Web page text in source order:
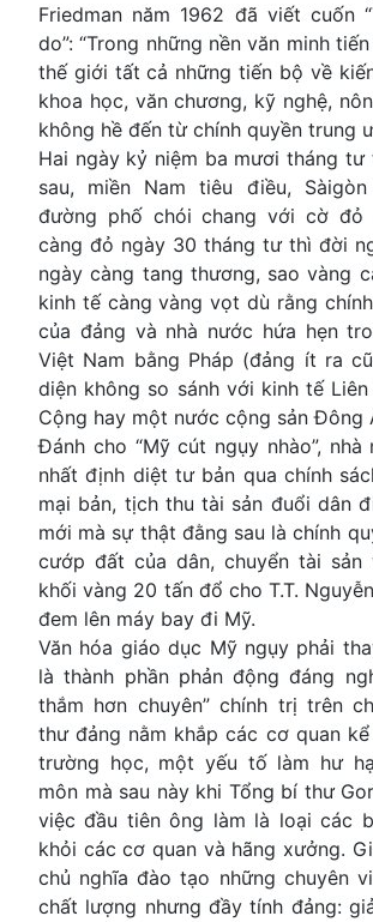
Friedman năm 1962 đã viết cuốn
do”: “Trong những nền văn minh
thế giới tất cả những tiến bộ về
khoa học, văn chương, kỹ nghệ,
không hề đến từ chính quyền trung
Hai ngày kỷ niệm ba mươi tháng tư
sau, miền Nam tiêu điều,
đường phố chói chang với cờ đỏ
càng đỏ ngày 30 tháng tư thì đời
ngày càng tang thương, sao vàng
kinh tế càng vàng vọt dù rằng
của đảng và nhà nước hứa hẹn
Việt Nam bằng Pháp (đảng ít ra
diện không so sánh với kinh tế Liên
Cộng hay một nước cộng sản Đông
Đánh cho “Mỹ cút ngụy nhào”, nhà
nhất định diệt tư bản qua chính
mại bản, tịch thu tài sản đuổi dân
mới mà sự thật đằng sau là chính
cướp đất của dân, chuyển tài sản
khối vàng 20 tấn đổ cho T.T.
đem lên máy bay đi Mỹ.
Văn hóa giáo dục Mỹ ngụy phải
là thành phần phản động đáng
thắm hơn chuyên” chính trị trên
thư đảng nằm khắp các cơ quan
trường học, một yếu tố làm hư
môn mà sau này khi Tổng bí thư
việc đầu tiên ông làm là loại các
khỏi các cơ quan và hãng xưởng.
chủ nghĩa đào tạo những chuyên
chất lượng nhưng đầy tính đảng: